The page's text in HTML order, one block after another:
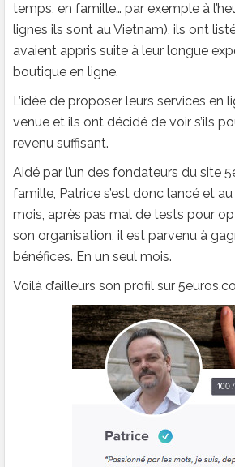
temps, en famille… par exemple à
lignes ils sont au Vietnam), ils ont
avaient appris suite à leur longue
boutique en ligne.
L’idée de proposer leurs services en
venue et ils ont décidé de voir s’ils
revenu suffisant.
Aidé par l’un des fondateurs du site
famille, Patrice s’est donc lancé et
mois, après pas mal de tests pour
son organisation, il est parvenu à
bénéfices. En un seul mois.
Voilà d’ailleurs son profil sur